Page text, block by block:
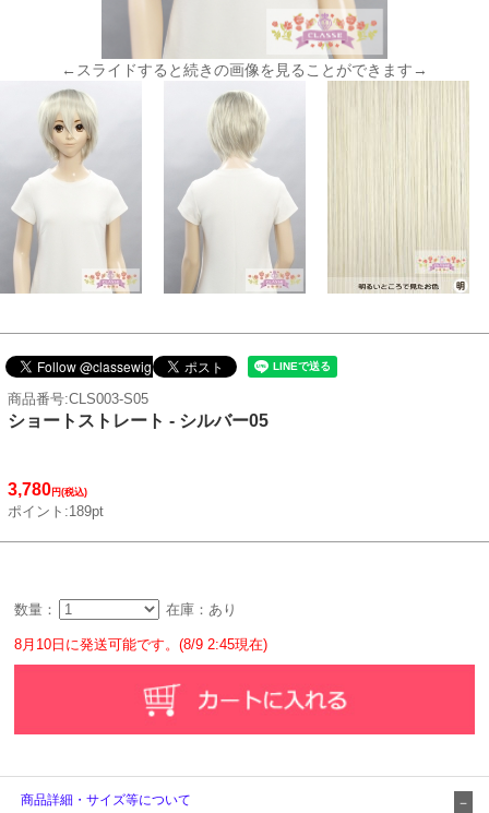
←スライドすると続きの画像を見ることができます→
商品番号:CLS003-S05
ショートストレート - シルバー05
3,780円(税込)
ポイント:189pt
数量： 在庫：あり
8月10日に発送可能です。(8/9 2:45現在)
商品詳細・サイズ等について